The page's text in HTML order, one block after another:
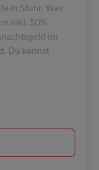
in Stuhr. Was
inkl. 50%
im
Du kannst